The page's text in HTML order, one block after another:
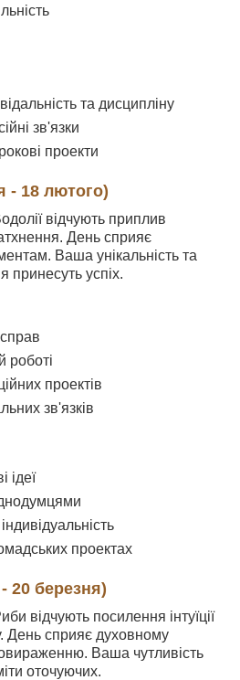
та дисципліну
зв'язки
проекти
- 18 лютого)
відчують приплив
День сприяє
Ваша унікальність та
принесуть успіх.
роботі
проектів
зв'язків
ідеї
проектах
20 березня)
відчують посилення інтуїції
День сприяє духовному
Ваша чутливість
оточуючих.